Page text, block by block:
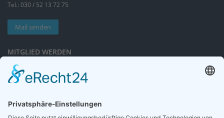
Tel.: 030 / 52 13 72 75
Mail senden
MITGLIED WERDEN
Sieben gute Gründe
für Ihre Mitgliedschaft